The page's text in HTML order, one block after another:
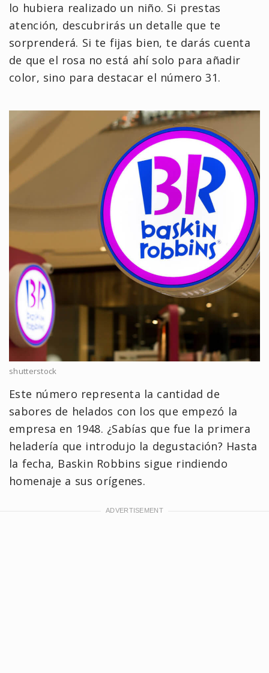
lo hubiera realizado un niño. Si prestas
atención, descubrirás un detalle que te
sorprenderá. Si te fijas bien, te darás cuenta
de que el rosa no está ahí solo para añadir
color, sino para destacar el número 31.
shutterstock
Este número representa la cantidad de
sabores de helados con los que empezó la
empresa en 1948. ¿Sabías que fue la primera
heladería que introdujo la degustación? Hasta
la fecha, Baskin Robbins sigue rindiendo
homenaje a sus orígenes.